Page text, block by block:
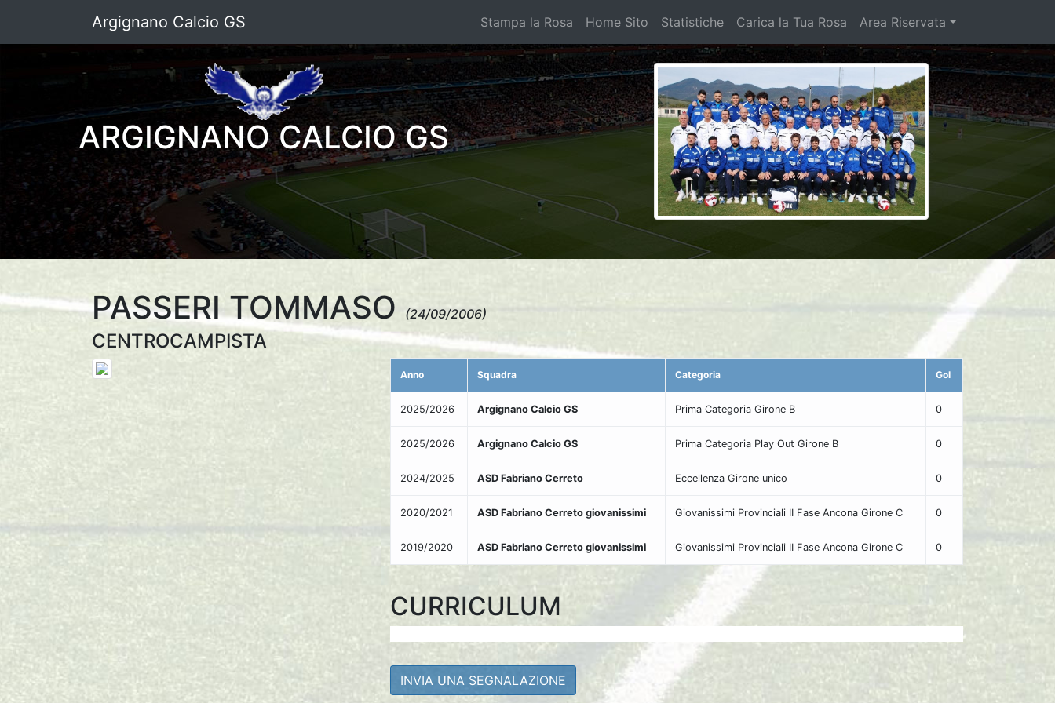
Argignano Calcio GS Stampa la Rosa Home Sito Statistiche Carica la Tua Rosa Area Riservata
ARGIGNANO CALCIO GS
PASSERI TOMMASO (24/09/2006)
CENTROCAMPISTA
Anno Squadra Categoria Gol
2025/2026 Argignano Calcio GS Prima Categoria Girone B 0
2025/2026 Argignano Calcio GS Prima Categoria Play Out Girone B 0
2024/2025 ASD Fabriano Cerreto Eccellenza Girone unico 0
2020/2021 ASD Fabriano Cerreto giovanissimi Giovanissimi Provinciali II Fase Ancona Girone C 0
2019/2020 ASD Fabriano Cerreto giovanissimi Giovanissimi Provinciali II Fase Ancona Girone C 0
CURRICULUM
INVIA UNA SEGNALAZIONE